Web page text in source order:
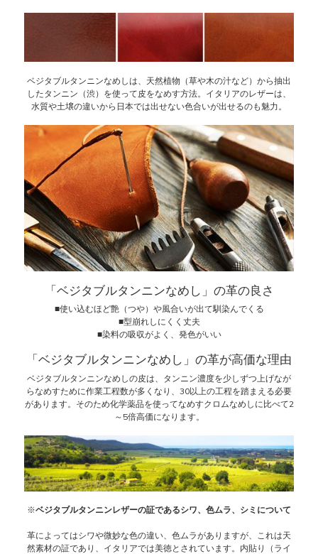
ベジタブルタンニンなめしは、天然植物（草や木の汁など）から抽出
したタンニン（渋）を使って皮をなめす方法。イタリアのレザーは、
水質や土壌の違いから日本では出せない色合いが出せるのも魅力。
「ベジタブルタンニンなめし」の革の良さ
■使い込むほど艶（つや）や風合いが出て馴染んでくる
■型崩れしにくく丈夫
■染料の吸収がよく、発色がいい
「ベジタブルタンニンなめし」の革が高価な理由
ベジタブルタンニンなめしの皮は、タンニン濃度を少しずつ上げなが
らなめすために作業工程数が多くなり、30以上の工程を踏まえる必要
があります。そのため化学薬品を使ってなめすクロムなめしに比べて2
～5倍高価になります。
※ベジタブルタンニンレザーの証であるシワ、色ムラ、シミについて
革によってはシワや微妙な色の違い、色ムラがありますが、これは天
然素材の証であり、イタリアでは美徳とされています。内貼り（ライ